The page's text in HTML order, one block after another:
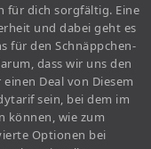
für dich sorgfältig. Eine
und dabei geht es
für den Schnäppchen-
dass wir uns den
Deal von Diesem
sein, bei dem im
können, wie zum
Optionen bei